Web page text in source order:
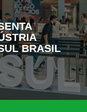
BRASIL